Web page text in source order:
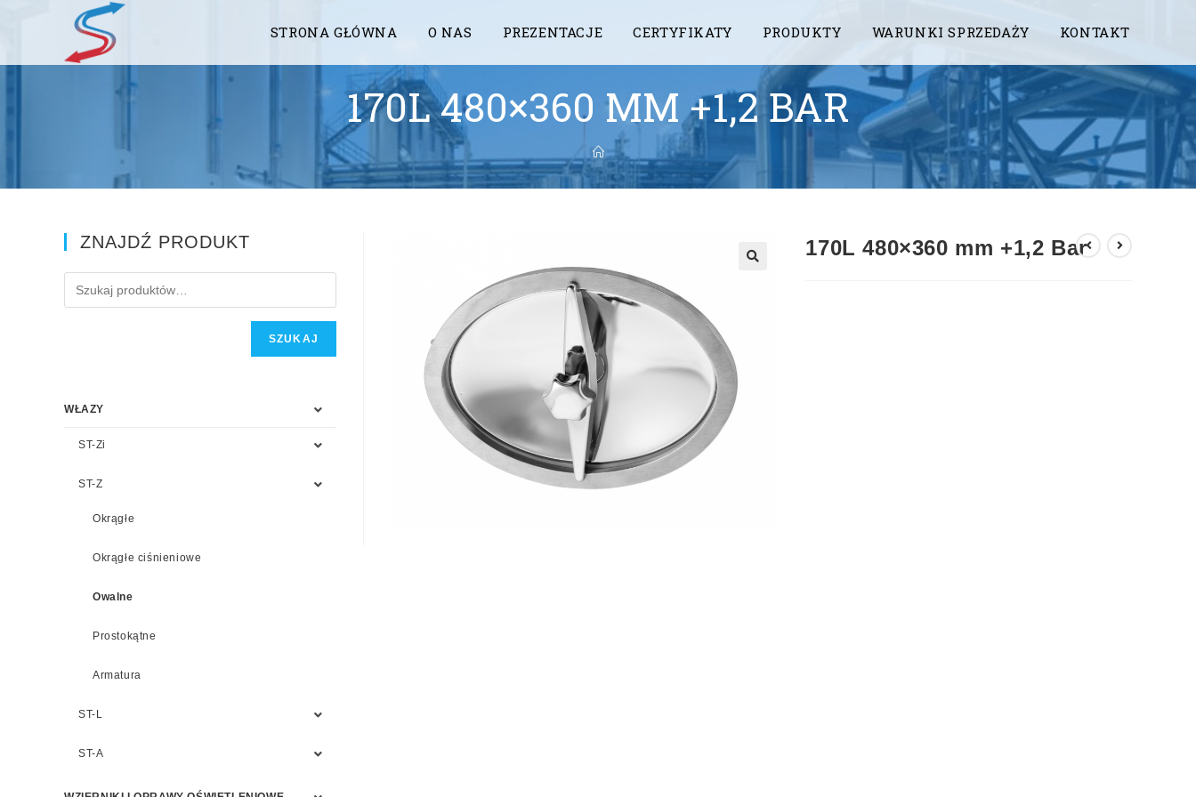
STRONA GŁÓWNA O NAS PREZENTACJE CERTYFIKATY PRODUKTY WARUNKI SPRZEDAŻY KONTAKT
170L 480×360 MM +1,2 BAR
170L 480×360 mm +1,2 Bar
ZNAJDŹ PRODUKT
SZUKAJ
WŁAZY
ST-Zi
ST-Z
Okrągłe
Okrągłe ciśnieniowe
Owalne
Prostokątne
Armatura
ST-L
ST-A